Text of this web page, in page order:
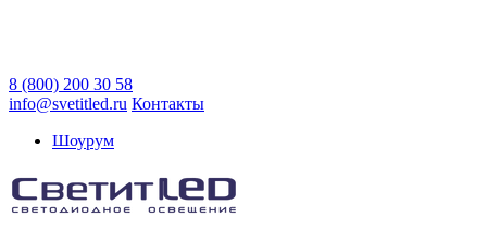
8 (800) 200 30 58
info@svetitled.ru Контакты
Шоурум